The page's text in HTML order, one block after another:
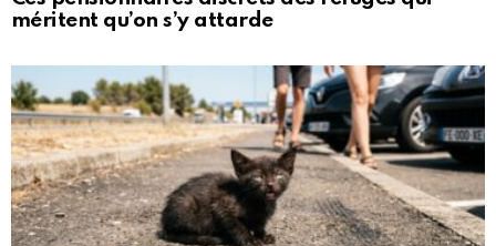
méritent qu’on s’y attarde